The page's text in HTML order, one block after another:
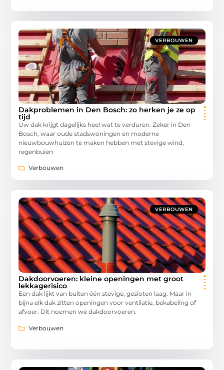
VERBOUWEN
Dakproblemen in Den Bosch: zo herken je ze op
tijd
Uw dak krijgt dagelijks heel wat te verduren. Zeker in Den
Bosch, waar oude stadswoningen en moderne
nieuwbouwhuizen te maken hebben met stevige wind,
regenbuien
Verbouwen
VERBOUWEN
Dakdoorvoeren: kleine openingen met groot
lekkagerisico
Een dak lijkt van buiten één stevige, gesloten laag. Maar in
bijna elk dak zitten openingen voor ventilatie, bekabeling of
afvoer. Dit noemen we dakdoorvoeren.
Verbouwen